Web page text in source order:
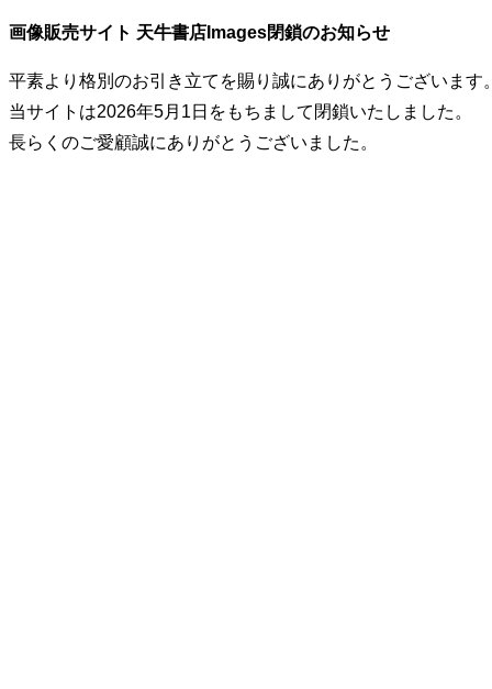
画像販売サイト 天牛書店Images閉鎖のお知らせ
平素より格別のお引き立てを賜り誠にありがとうございます
当サイトは2026年5月1日をもちまして閉鎖いたしました。
長らくのご愛顧誠にありがとうございました。